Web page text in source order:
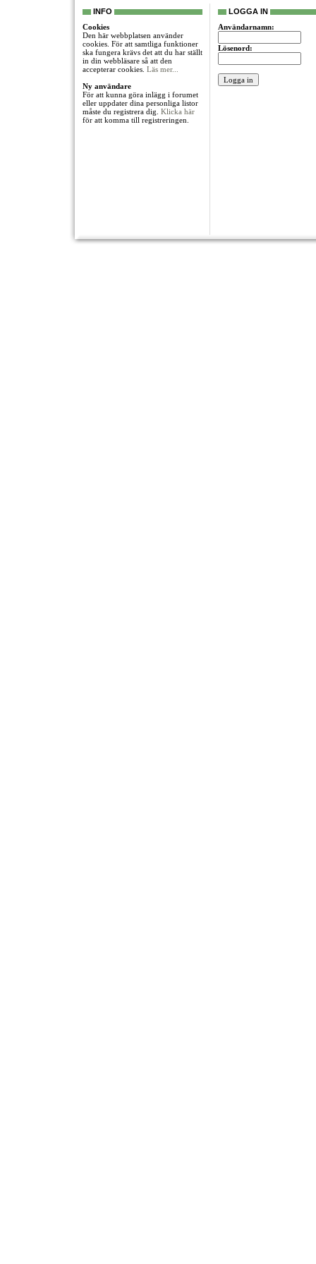
INFO
Cookies
Den här webbplatsen använder
cookies. För att samtliga funktioner
ska fungera krävs det att du har ställt
in din webbläsare så att den
accepterar cookies. Läs mer...
Ny användare
För att kunna göra inlägg i forumet
eller uppdater dina personliga listor
måste du registrera dig. Klicka här
för att komma till registreringen.
LOGGA IN
Användarnamn:
Lösenord: